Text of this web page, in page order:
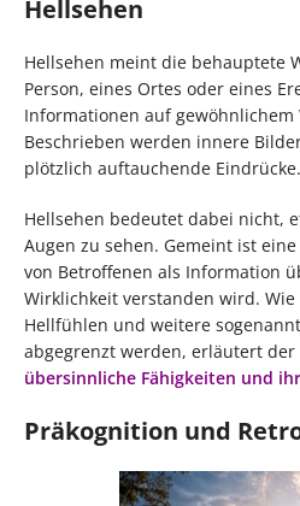
Hellsehen
Hellsehen meint die behauptete
Person, eines Ortes oder eines
Informationen auf gewöhnlichem
Beschrieben werden innere
plötzlich auftauchende Eindrücke.
Hellsehen bedeutet dabei nicht,
Augen zu sehen. Gemeint ist
von Betroffenen als Information
Wirklichkeit verstanden wird.
Hellfühlen und weitere
abgegrenzt werden, erläutert
übersinnliche Fähigkeiten und
Präkognition und